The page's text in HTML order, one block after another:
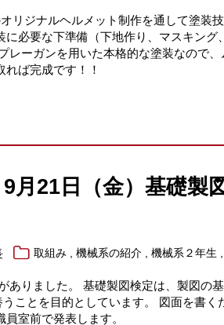
リジナルヘルメット制作を通して塗装技
必要な下準備（下地作り、マスキング
ーガンを用いた本格的な塗装なので、
ば完成です！！
9月21日（金）基礎製
取組み ,機械系の紹介 ,機械系２年生 ,
ありました。 基礎製図検定は、製図の
ことを目的としています。 図面を書く
室前で発表します。